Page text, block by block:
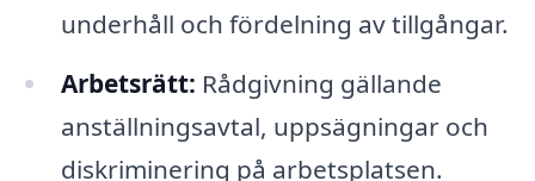
underhåll och fördelning av tillgångar.
Arbetsrätt: Rådgivning gällande
anställningsavtal, uppsägningar och
diskriminering på arbetsplatsen.